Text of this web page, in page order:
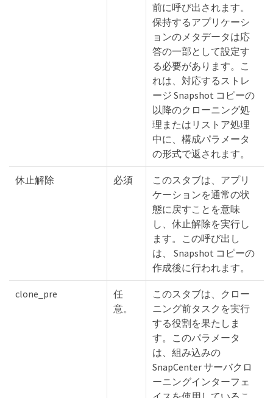
前に呼び出されます。
保持するアプリケーシ
ョンのメタデータは応
答の一部として設定す
る必要があります。こ
れは、対応するストレ
ージ Snapshot コピーの
以降のクローニング処
理またはリストア処理
中に、構成パラメータ
の形式で返されます。
休止解除 必須
このスタブは、アプリ
ケーションを通常の状
態に戻すことを意味
し、休止解除を実行し
ます。この呼び出し
は、 Snapshot コピーの
作成後に行われます。
clone_pre
任
意。
このスタブは、クロー
ニング前タスクを実行
する役割を果たしま
す。このパラメータ
は、組み込みの
SnapCenter サーバクロ
ーニングインターフェ